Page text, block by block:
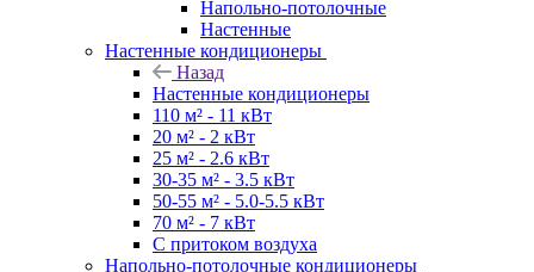
Напольно-потолочные
Настенные
Настенные кондиционеры
Назад
Настенные кондиционеры
110 м² - 11 кВт
20 м² - 2 кВт
25 м² - 2.6 кВт
30-35 м² - 3.5 кВт
50-55 м² - 5.0-5.5 кВт
70 м² - 7 кВт
С притоком воздуха
Напольно-потолочные кондиционеры